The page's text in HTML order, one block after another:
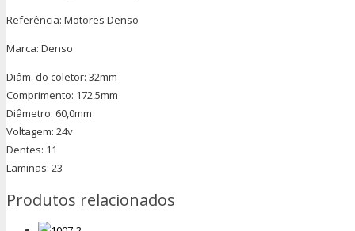
Referência: Motores Denso
Marca: Denso
Diâm. do coletor: 32mm
Comprimento: 172,5mm
Diâmetro: 60,0mm
Voltagem: 24v
Dentes: 11
Laminas: 23
Produtos relacionados